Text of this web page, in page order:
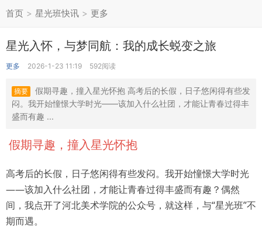
首页 > 星光班快讯 > 更多
星光入怀，与梦同航：我的成长蜕变之旅
更多 2026-1-23 11:19 592阅读
摘要
假期寻趣，撞入星光怀抱 高考后的长假，日子悠闲得有些发
闷。我开始憧憬大学时光——该加入什么社团，才能让青春过得丰
盛而有趣 ...
假期寻趣，撞入星光怀抱
高考后的长假，日子悠闲得有些发闷。我开始憧憬大学时光
——该加入什么社团，才能让青春过得丰盛而有趣？偶然
间，我点开了河北美术学院的公众号，就这样，与“星光班”不
期而遇。